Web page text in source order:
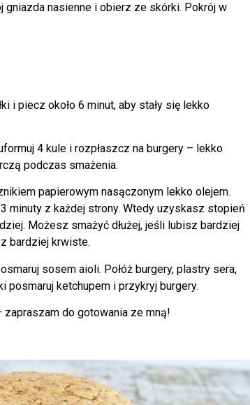
gniazda nasienne i obierz ze skórki. Pokrój w
i piecz około 6 minut, aby stały się lekko
4 kule i rozpłaszcz na burgery – lekko
podczas smażenia.
papierowym nasączonym lekko olejem.
minuty z każdej strony. Wtedy uzyskasz stopień
Możesz smażyć dłużej, jeśli lubisz bardziej
bardziej krwiste.
sosem aioli. Połóż burgery, plastry sera,
posmaruj ketchupem i przykryj burgery.
zapraszam do gotowania ze mną!